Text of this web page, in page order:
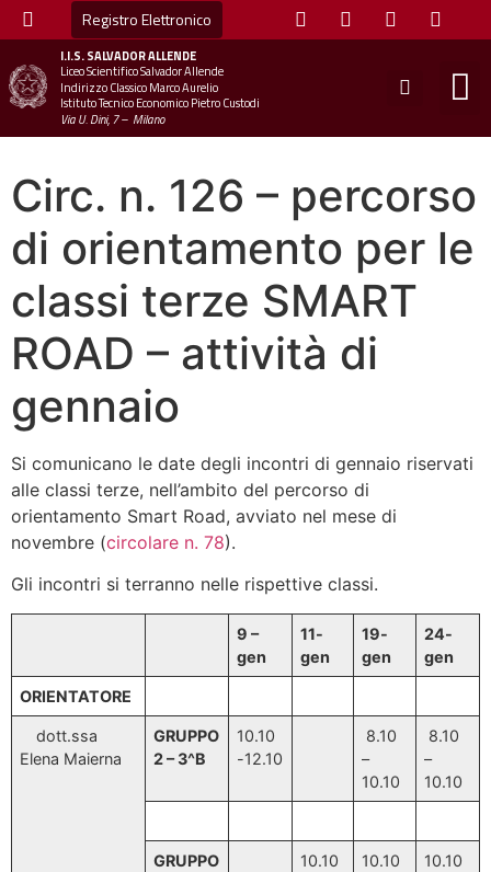
Registro Elettronico
I.I.S.SALVADOR ALLENDE
Liceo Scientifico Salvador Allende
Indirizzo Classico Marco Aurelio
Istituto Tecnico Economico Pietro Custodi
Via U. Dini, 7 – Milano
Circ. n. 126 – percorso
di orientamento per le
classi terze SMART
ROAD – attività di
gennaio
Si comunicano le date degli incontri di gennaio riservati
alle classi terze, nell’ambito del percorso di
orientamento Smart Road, avviato nel mese di
novembre (circolare n. 78).
Gli incontri si terranno nelle rispettive classi.
9 –
gen
11-
gen
19-
gen
24-
gen
ORIENTATORE
dott.ssa
Elena Maierna
GRUPPO
2 – 3^B
10.10
-12.10
8.10
–
10.10
8.10
–
10.10
GRUPPO
10.10
10.10
10.10